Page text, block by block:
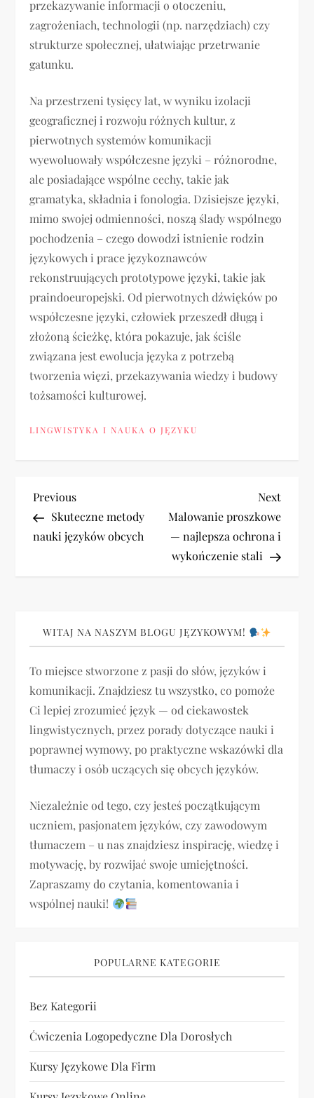
przekazywanie informacji o otoczeniu,
zagrożeniach, technologii (np. narzędziach) czy
strukturze społecznej, ułatwiając przetrwanie
gatunku.
Na przestrzeni tysięcy lat, w wyniku izolacji
geograficznej i rozwoju różnych kultur, z
pierwotnych systemów komunikacji
wyewoluowały współczesne języki – różnorodne,
ale posiadające wspólne cechy, takie jak
gramatyka, składnia i fonologia. Dzisiejsze języki,
mimo swojej odmienności, noszą ślady wspólnego
pochodzenia – czego dowodzi istnienie rodzin
językowych i prace językoznawców
rekonstruujących prototypowe języki, takie jak
praindoeuropejski. Od pierwotnych dźwięków po
współczesne języki, człowiek przeszedł długą i
złożoną ścieżkę, która pokazuje, jak ściśle
związana jest ewolucja języka z potrzebą
tworzenia więzi, przekazywania wiedzy i budowy
tożsamości kulturowej.
LINGWISTYKA I NAUKA O JĘZYKU
N
a
g
a
c
j
a
w
p
i
s
Previous
Post
Previous
Skuteczne metody
nauki języków obcych
Next
Post
Next
Malowanie proszkowe
— najlepsza ochrona i
wykończenie stali
WITAJ NA NASZYM BLOGU JĘZYKOWYM!
To miejsce stworzone z pasji do słów, języków i
komunikacji. Znajdziesz tu wszystko, co pomoże
Ci lepiej zrozumieć język — od ciekawostek
lingwistycznych, przez porady dotyczące nauki i
poprawnej wymowy, po praktyczne wskazówki dla
tłumaczy i osób uczących się obcych języków.
Niezależnie od tego, czy jesteś początkującym
uczniem, pasjonatem języków, czy zawodowym
tłumaczem – u nas znajdziesz inspirację, wiedzę i
motywację, by rozwijać swoje umiejętności.
Zapraszamy do czytania, komentowania i
wspólnej nauki!
POPULARNE KATEGORIE
Bez Kategorii
Ćwiczenia Logopedyczne Dla Dorosłych
Kursy Językowe Dla Firm